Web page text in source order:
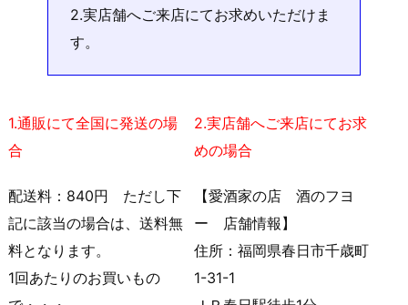
2.実店舗へご来店にてお求めいただけま
す。
1.通販にて全国に発送の場
合
配送料：840円 ただし下
記に該当の場合は、送料無
料となります。
1回あたりのお買いもの
2.実店舗へご来店にてお求
めの場合
【愛酒家の店 酒のフヨ
ー 店舗情報】
住所：福岡県春日市千歳町
1-31-1